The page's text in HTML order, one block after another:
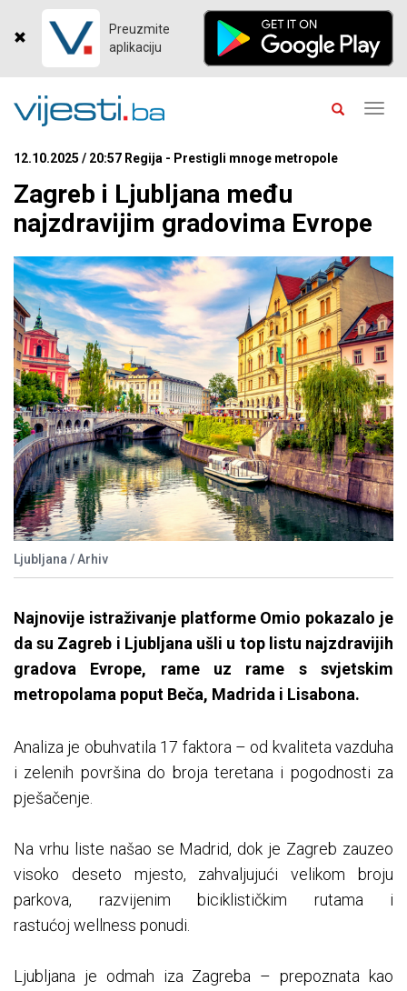
Preuzmite
aplikaciju
12.10.2025 / 20:57 Regija - Prestigli mnoge metropole
Zagreb i Ljubljana među
najzdravijim gradovima Evrope
Ljubljana / Arhiv
Najnovije istraživanjeplatforme Omio pokazalo je
da su Zagreb i Ljubljana ušli u top listu najzdravijih
gradova Evrope, rame uz rame s svjetskim
metropolama poput Beča, Madrida i Lisabona.
Analiza je obuhvatila 17 faktora – od kvaliteta vazduha
i zelenih površina do broja teretana i pogodnosti za
pješačenje.
Na vrhu liste našao se Madrid, dok je Zagreb zauzeo
visoko deseto mjesto, zahvaljujući velikom broju
parkova, razvijenim biciklističkim rutama i
rastućoj wellness ponudi.
Ljubljana je odmah iza Zagreba – prepoznata kao